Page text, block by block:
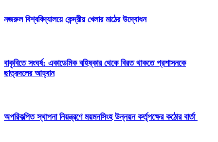
নজরুল বিশ্ববিদ্যালয়ে কেন্দ্রীয় খেলার মাঠের উদ্বোধন
বাকৃবিতে সংঘর্ষ: একাডেমিক বহিষ্কার থেকে বিরত থাকতে প্রশাসনকে
ছাত্রদলের আহ্বান
অপরিকল্পিত স্থাপনা নিয়ন্ত্রণে ময়মনসিংহ উন্নয়ন কর্তৃপক্ষের কঠোর বার্তা